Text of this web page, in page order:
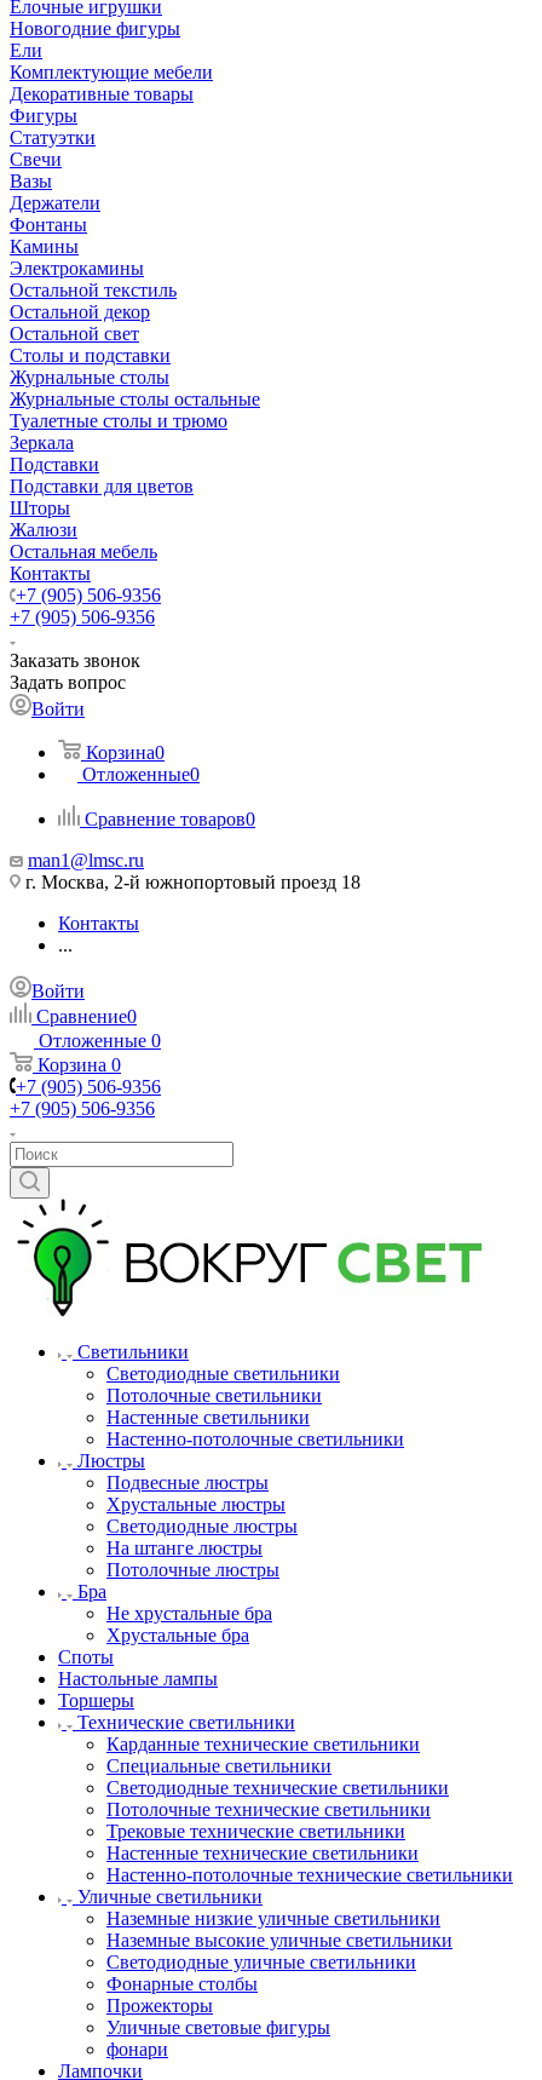
Елочные игрушки
Новогодние фигуры
Ели
Комплектующие мебели
Декоративные товары
Фигуры
Статуэтки
Свечи
Вазы
Держатели
Фонтаны
Камины
Электрокамины
Остальной текстиль
Остальной декор
Остальной свет
Столы и подставки
Журнальные столы
Журнальные столы остальные
Туалетные столы и трюмо
Зеркала
Подставки
Подставки для цветов
Шторы
Жалюзи
Остальная мебель
Контакты
+7 (905) 506-9356
+7 (905) 506-9356
Заказать звонок
Задать вопрос
Войти
Корзина0
Отложенные0
Сравнение товаров0
man1@lmsc.ru
г. Москва, 2-й южнопортовый проезд 18
Контакты
...
Войти
Сравнение0
Отложенные 0
Корзина 0
+7 (905) 506-9356
+7 (905) 506-9356
Светильники
Светодиодные светильники
Потолочные светильники
Настенные светильники
Настенно-потолочные светильники
Люстры
Подвесные люстры
Хрустальные люстры
Светодиодные люстры
На штанге люстры
Потолочные люстры
Бра
Не хрустальные бра
Хрустальные бра
Споты
Настольные лампы
Торшеры
Технические светильники
Карданные технические светильники
Специальные светильники
Светодиодные технические светильники
Потолочные технические светильники
Трековые технические светильники
Настенные технические светильники
Настенно-потолочные технические светильники
Уличные светильники
Наземные низкие уличные светильники
Наземные высокие уличные светильники
Светодиодные уличные светильники
Фонарные столбы
Прожекторы
Уличные световые фигуры
фонари
Лампочки